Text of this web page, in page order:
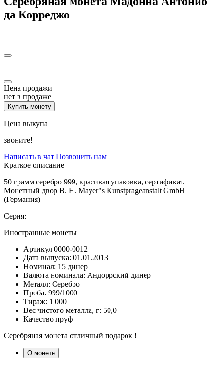
да Корреджо
Цена продажи
нет в продаже
Купить монету
Цена выкупа
звоните!
Написать в чат Позвонить нам
Краткое описание
50 грамм серебро 999, красивая упаковка, сертификат.
Монетный двор B. H. Mayer"s Kunstprageanstalt GmbH
(Германия)
Серия:
Иностранные монеты
Артикул 0000-0012
Дата выпуска: 01.01.2013
Номинал: 15 динер
Валюта номинала: Андоррский динер
Металл: Серебро
Проба: 999/1000
Тираж: 1 000
Вес чистого металла, г: 50,0
Качество пруф
Серебряная монета отличный подарок !
О монете